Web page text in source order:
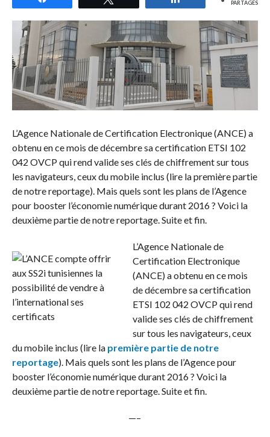
PARTAGES
L’Agence Nationale de Certification Electronique (ANCE) a
obtenu en ce mois de décembre sa certification ETSI 102
042 OVCP qui rend valide ses clés de chiffrement sur tous
les navigateurs, ceux du mobile inclus (lire la première partie
de notre reportage). Mais quels sont les plans de l’Agence
pour booster l’économie numérique durant 2016 ? Voici la
deuxième partie de notre reportage. Suite et fin.
L’Agence Nationale de
Certification Electronique
(ANCE) a obtenu en ce mois
de décembre sa certification
ETSI 102 042 OVCP qui rend
valide ses clés de chiffrement
sur tous les navigateurs, ceux
du mobile inclus (lire la première partie de notre
reportage). Mais quels sont les plans de l’Agence pour
booster l’économie numérique durant 2016 ? Voici la
deuxième partie de notre reportage. Suite et fin.
—–